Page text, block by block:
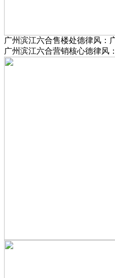
广州滨江六合售楼处德律风：
广州滨江六合营销核心德律风：